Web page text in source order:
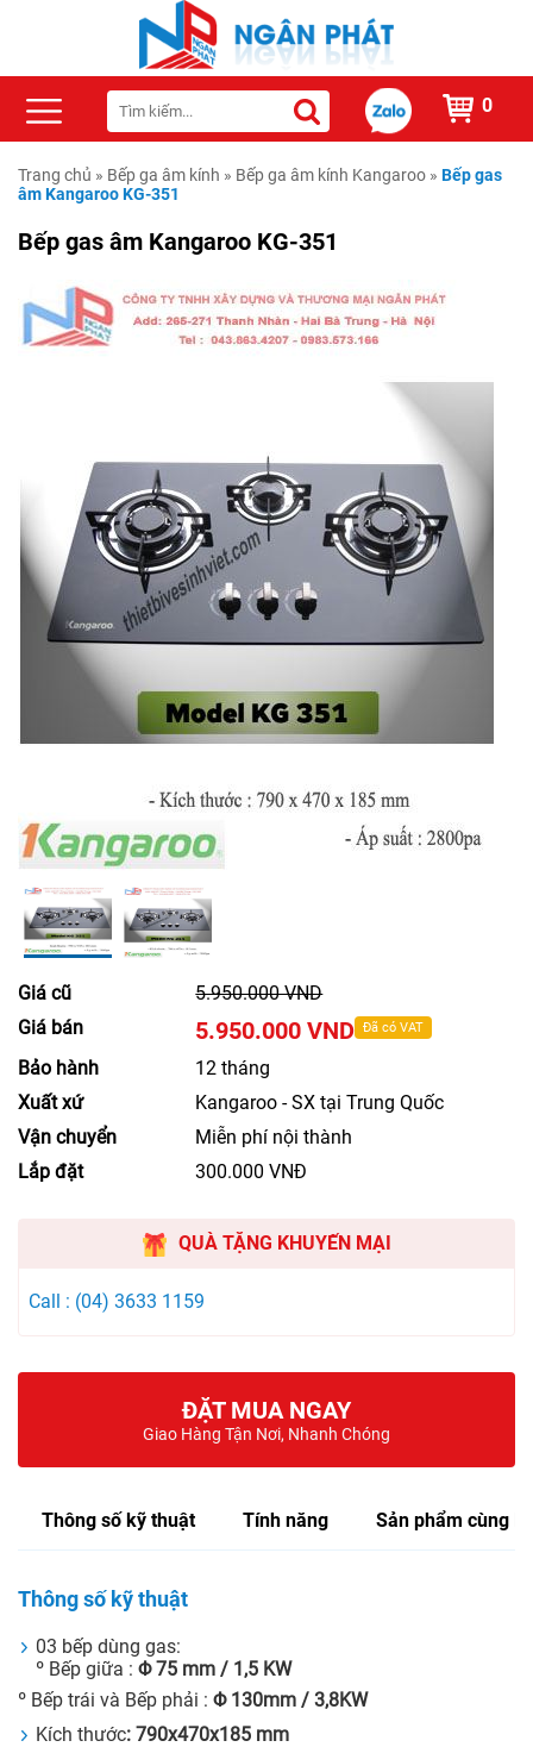
0
Trang chủ » Bếp ga âm kính » Bếp ga âm kính Kangaroo » Bếp gas
âm Kangaroo KG-351
Bếp gas âm Kangaroo KG-351
Giá cũ
5.950.000 VND
Giá bán
5.950.000 VND Đã có VAT
Bảo hành
12 tháng
Xuất xứ
Kangaroo - SX tại Trung Quốc
Vận chuyển
Miễn phí nội thành
Lắp đặt
300.000 VNĐ
QUÀ TẶNG KHUYẾN MẠI
Call : (04) 3633 1159
ĐẶT MUA NGAY
Giao Hàng Tận Nơi, Nhanh Chóng
Thông số kỹ thuật Tính năng Sản phẩm cùng
Thông số kỹ thuật
03 bếp dùng gas:
º Bếp giữa : Φ 75 mm / 1,5 KW
º Bếp trái và Bếp phải : Φ 130mm / 3,8KW
Kích thước: 790x470x185 mm